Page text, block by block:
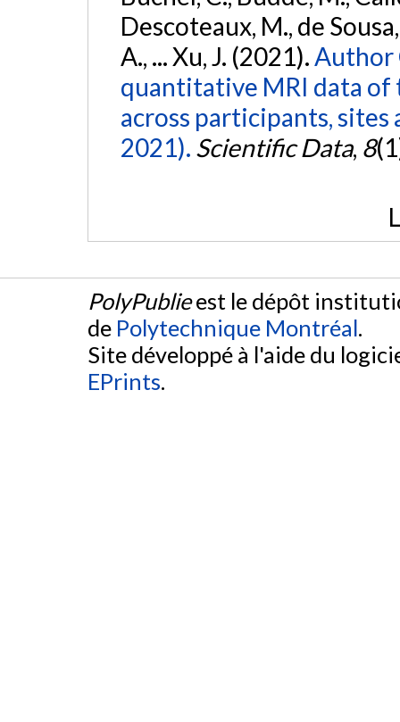
Descoteaux, M., de
A., ... Xu, J. (2021).Author
quantitative MRI data
across participants, sites
2021). Scientific Data, 8
PolyPublieest le dépôt
de Polytechnique Montréal.
Site développé à l'aide du
EPrints.